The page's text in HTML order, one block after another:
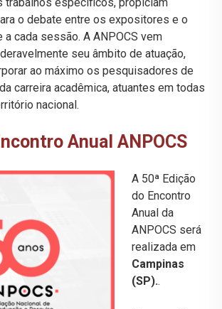
o debate entre os expositores e o
cada sessão. A ANPOCS vem
seu âmbito de atuação,
ao máximo os pesquisadores de
carreira acadêmica, atuantes em todas
nacional.
Anual ANPOCS
A 50ª Edição
do Encontro
Anual da
ANPOCS será
realizada em
Campinas
(SP)..